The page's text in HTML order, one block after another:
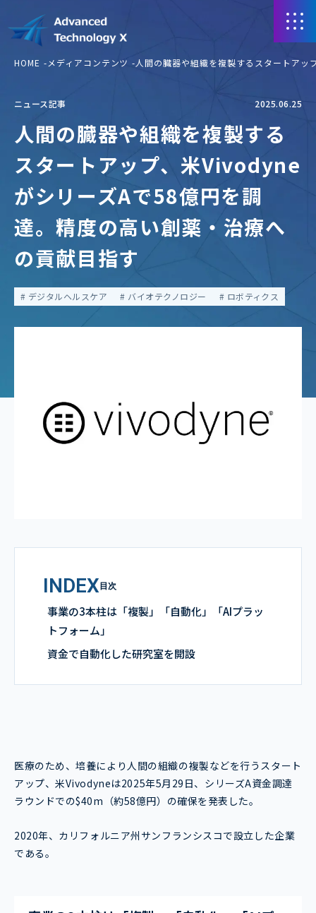
HOME メディアコンテンツ 人間の臓器や組織を複製するスタートア
ニュース記事 2025.06.25
人間の臓器や組織を複製する
スタートアップ、米Vivodyne
がシリーズAで58億円を調
達。精度の高い創薬・治療へ
の貢献目指す
デジタルヘルスケア バイオテクノロジー ロボティクス
INDEX目次
事業の3本柱は「複製」「自動化」「AIプラッ
トフォーム」
資金で自動化した研究室を開設
医療のため、培養により人間の組織の複製などを行うスタート
アップ、米Vivodyneは2025年5月29日、シリーズA資金調達
ラウンドでの$40m（約58億円）の確保を発表した。
2020年、カリフォルニア州サンフランシスコで設立した企業
である。